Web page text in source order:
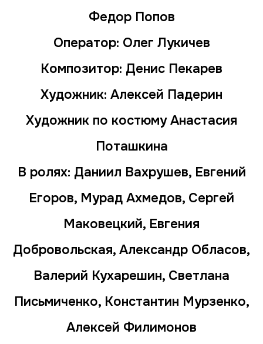
Федор Попов
Оператор: Олег Лукичев
Композитор: Денис Пекарев
Художник: Алексей Падерин
Художник по костюму Анастасия
Поташкина
В ролях: Даниил Вахрушев, Евгений
Егоров, Мурад Ахмедов, Сергей
Маковецкий, Евгения
Добровольская, Александр Обласов,
Валерий Кухарешин, Светлана
Письмиченко, Константин Мурзенко,
Алексей Филимонов